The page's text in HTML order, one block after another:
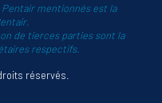
mentionnés est la
de tierces parties sont la
respectifs.
réservés.